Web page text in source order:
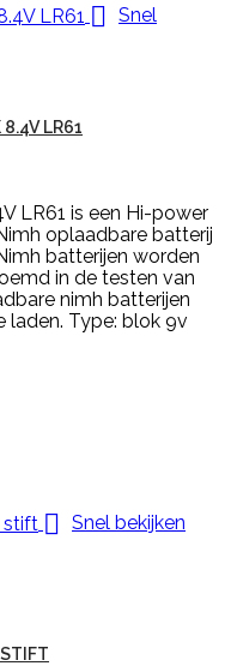
 Snel
8.4V LR61
LR61 is een Hi-power
oplaadbare batterij
batterijen worden
in de testen van
nimh batterijen
laden. Type: blok 9v
 Snel bekijken